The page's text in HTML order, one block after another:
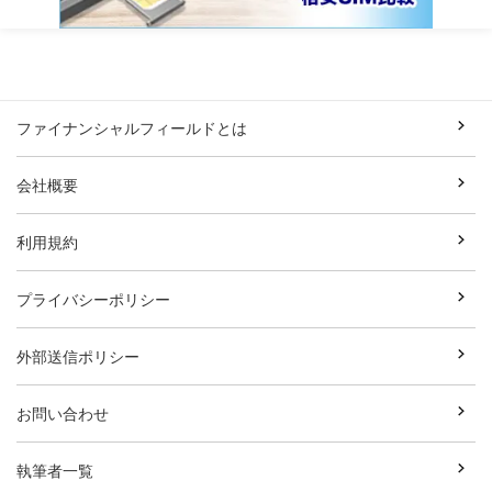
ファイナンシャルフィールドとは
会社概要
利用規約
プライバシーポリシー
外部送信ポリシー
お問い合わせ
執筆者一覧